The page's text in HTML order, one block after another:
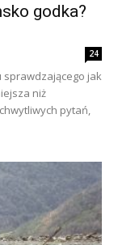
godka?
24
sprawdzającego jak
niż
pytań,